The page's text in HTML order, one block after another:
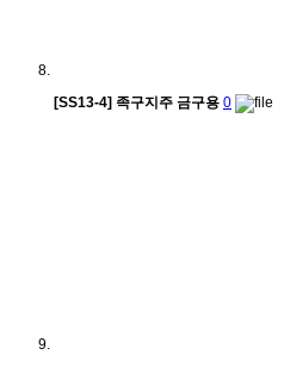
[SS13-4] 족구지주 금구용 0